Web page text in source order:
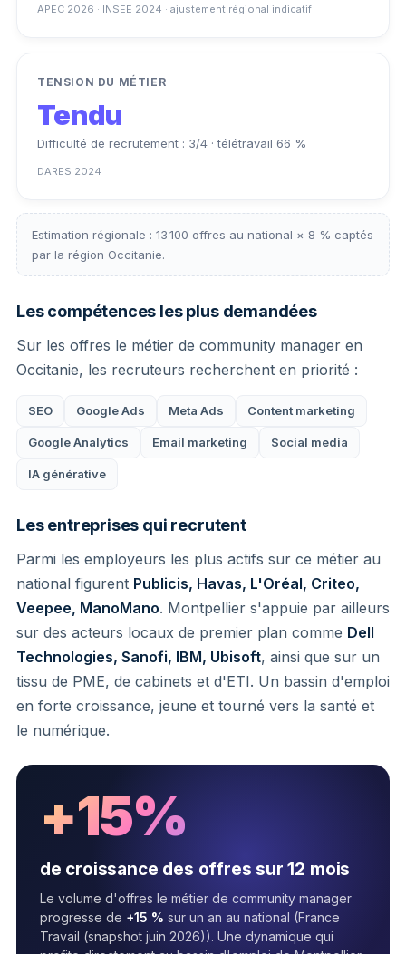
APEC 2026 · INSEE 2024 · ajustement régional indicatif
TENSION DU MÉTIER
Tendu
Difficulté de recrutement : 3/4 · télétravail 66 %
DARES 2024
Estimation régionale : 13 100 offres au national × 8 % captés
par la région Occitanie.
Les compétences les plus demandées
Sur les offres le métier de community manager en
Occitanie, les recruteurs recherchent en priorité :
SEO Google Ads Meta Ads Content marketing
Google Analytics Email marketing Social media
IA générative
Les entreprises qui recrutent
Parmi les employeurs les plus actifs sur ce métier au
national figurent Publicis, Havas, L'Oréal, Criteo,
Veepee, ManoMano. Montpellier s'appuie par ailleurs
sur des acteurs locaux de premier plan comme Dell
Technologies, Sanofi, IBM, Ubisoft, ainsi que sur un
tissu de PME, de cabinets et d'ETI. Un bassin d'emploi
en forte croissance, jeune et tourné vers la santé et
le numérique.
+15%
de croissance des offres sur 12 mois
Le volume d'offres le métier de community manager
progresse de +15 % sur un an au national (France
Travail (snapshot juin 2026)). Une dynamique qui